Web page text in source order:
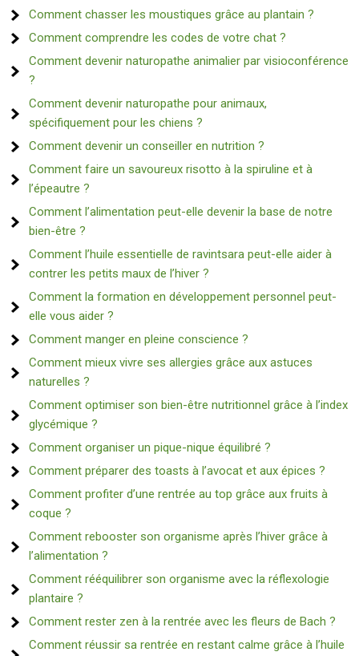
Comment chasser les moustiques grâce au plantain ?
Comment comprendre les codes de votre chat ?
Comment devenir naturopathe animalier par visioconférence
?
Comment devenir naturopathe pour animaux,
spécifiquement pour les chiens ?
Comment devenir un conseiller en nutrition ?
Comment faire un savoureux risotto à la spiruline et à
l’épeautre ?
Comment l’alimentation peut-elle devenir la base de notre
bien-être ?
Comment l’huile essentielle de ravintsara peut-elle aider à
contrer les petits maux de l’hiver ?
Comment la formation en développement personnel peut-
elle vous aider ?
Comment manger en pleine conscience ?
Comment mieux vivre ses allergies grâce aux astuces
naturelles ?
Comment optimiser son bien-être nutritionnel grâce à l’index
glycémique ?
Comment organiser un pique-nique équilibré ?
Comment préparer des toasts à l’avocat et aux épices ?
Comment profiter d’une rentrée au top grâce aux fruits à
coque ?
Comment rebooster son organisme après l’hiver grâce à
l’alimentation ?
Comment rééquilibrer son organisme avec la réflexologie
plantaire ?
Comment rester zen à la rentrée avec les fleurs de Bach ?
Comment réussir sa rentrée en restant calme grâce à l’huile